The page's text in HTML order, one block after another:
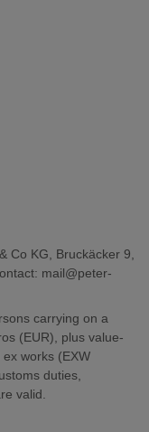
Co KG, Bruckäcker 9,
mail@peter-
carrying on a
(EUR), plus value-
works (EXW
duties,
valid.